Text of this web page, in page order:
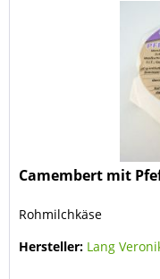
Camembert mit
Rohmilchkäse
Hersteller: Lang